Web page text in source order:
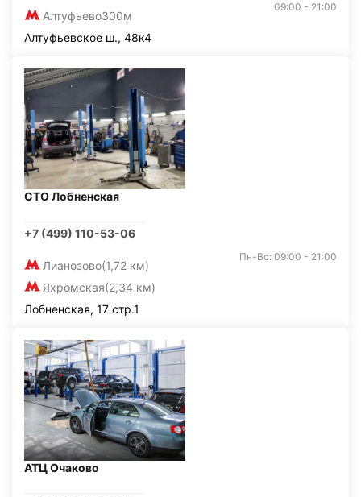
Алтуфьево300м
09:00 - 21:00
Алтуфьевское ш., 48к4
СТО Лобненская
+7 (499) 110-53-06
Лианозово(1,72 км)
Яхромская(2,34 км)
Пн-Вс: 09:00 - 21:00
Лобненская, 17 стр.1
АТЦ Очаково